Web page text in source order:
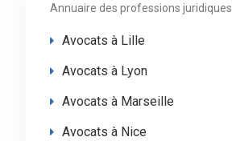
Annuaire des professions juridiques
Avocats à Lille
Avocats à Lyon
Avocats à Marseille
Avocats à Nice